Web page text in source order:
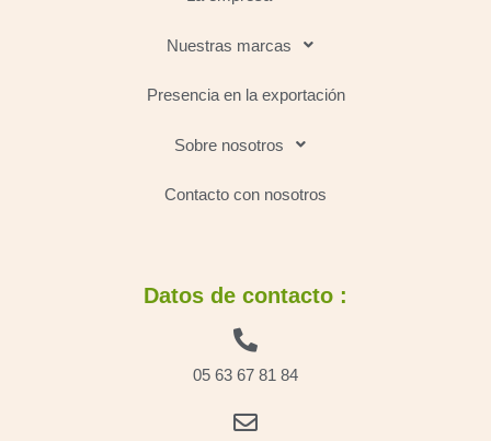
Nuestras marcas
Presencia en la exportación
Sobre nosotros
Contacto con nosotros
Datos de contacto :
05 63 67 81 84